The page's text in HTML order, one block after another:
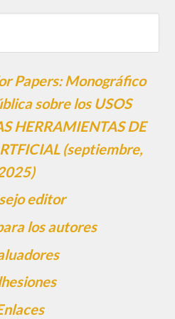
Papers: Monográfico
sobre los USOS
HERRAMIENTAS DE
(septiembre,
editor
los autores